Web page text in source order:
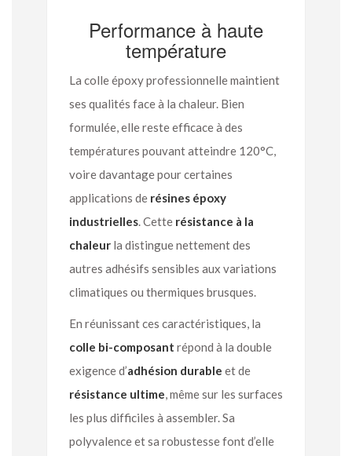
Performance à haute
température
La colle époxy professionnelle maintient
ses qualités face à la chaleur. Bien
formulée, elle reste efficace à des
températures pouvant atteindre 120°C,
voire davantage pour certaines
applications de résines époxy
industrielles. Cette résistance à la
chaleur la distingue nettement des
autres adhésifs sensibles aux variations
climatiques ou thermiques brusques.
En réunissant ces caractéristiques, la
colle bi-composant répond à la double
exigence d’adhésion durable et de
résistance ultime, même sur les surfaces
les plus difficiles à assembler. Sa
polyvalence et sa robustesse font d’elle